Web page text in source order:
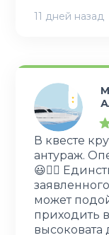
11 дней назад
В квесте
антураж.
😃👍🏻
может
приходить
высоковата